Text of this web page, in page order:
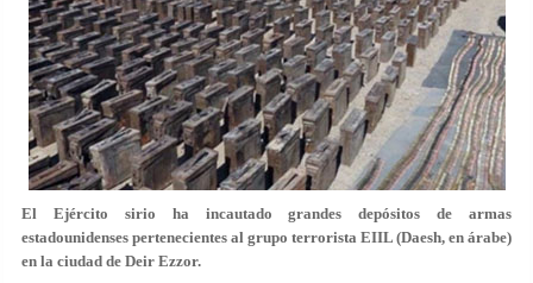
El Ejército sirio ha incautado grandes depósitos de armas
estadounidenses pertenecientes al grupo terrorista EIIL (Daesh, en árabe)
en la ciudad de Deir Ezzor.